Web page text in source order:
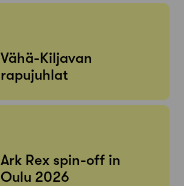
Vähä-Kiljavan
rapujuhlat
Ark Rex spin-off in
Oulu 2026